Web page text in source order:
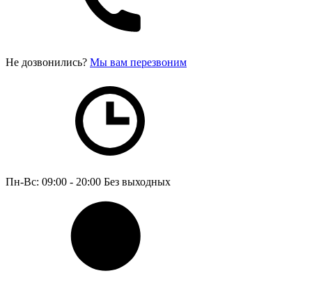
Не дозвонились? Мы вам перезвоним
Пн-Вс: 09:00 - 20:00 Без выходных